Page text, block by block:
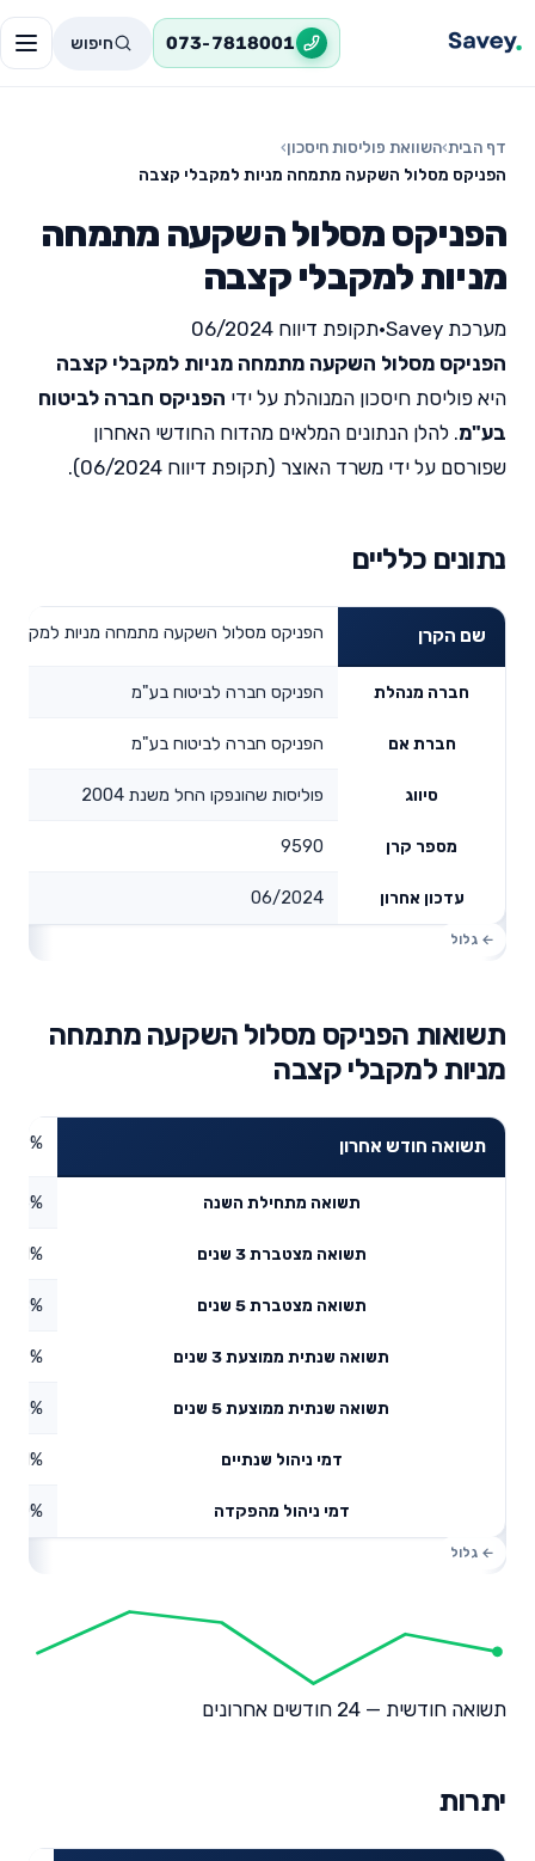
073-7818001 חיפוש
דף הבית›השוואת פוליסות חיסכון›
הפניקס מסלול השקעה מתמחה מניות למקבלי קצבה
הפניקס מסלול השקעה מתמחה
מניות למקבלי קצבה
מערכת Savey •תקופת דיווח 06/2024
הפניקס מסלול השקעה מתמחה מניות למקבלי קצבה
היא פוליסת חיסכון המנוהלת על ידי הפניקס חברה לביטוח
בע"מ. להלן הנתונים המלאים מהדוח החודשי האחרון
שפורסם על ידי משרד האוצר (תקופת דיווח 06/2024).
נתונים כלליים
שם הקרן הפניקס מסלול השקעה מתמחה מניות
חברה מנהלת הפניקס חברה לביטוח בע"מ
חברת אם הפניקס חברה לביטוח בע"מ
סיווג פוליסות שהונפקו החל משנת 2004
מספר קרן 9590
עדכון אחרון 06/2024
תשואות הפניקס מסלול השקעה מתמחה
מניות למקבלי קצבה
תשואה חודש אחרון
תשואה מתחילת השנה
תשואה מצטברת 3 שנים
תשואה מצטברת 5 שנים
תשואה שנתית ממוצעת 3 שנים 3.7%
תשואה שנתית ממוצעת 5 שנים 9.13%
דמי ניהול שנתיים 1%
דמי ניהול מהפקדה 0%
תשואה חודשית — 24 חודשים אחרונים
יתרות